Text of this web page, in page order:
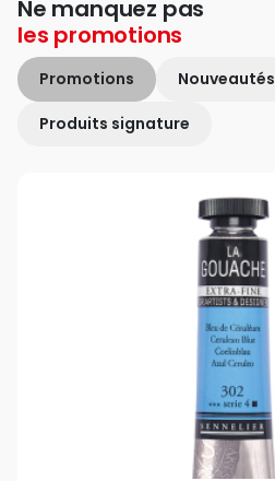
Ne manquez pas
les promotions
Promotions Nouveautés
Produits signature